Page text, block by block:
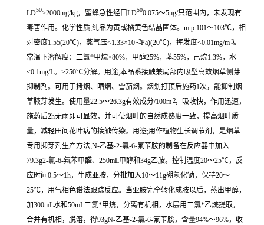
LD50>2000mg/kg，蜜蜂急性经口LD500.075～5μg/只范围内，未发现有
毒害作用。化学性质;纯品为黄或橘黄色结晶固体。m.p.101～103℃，相
对密度1.55(20℃)，蒸气压<1.33×10-3Pa)(20℃)，挥发度<0.01mg/m3。
常温下溶解度：二氯*甲烷>80%，甲醇25%，苯55%，己烷1.3%，水
<0.1mg/L。>250℃分解。用途;本品系接触兼局部内吸型高效烟草侧芽
抑制剂。可用于拷烟、晒烟、雪茄烟。烟划打顶后施药1次，能抑制烟
草腋芽发生。使用量22.5～26.3g有效成分/100m2，吸收快，作用迅速，
施药后2h无雨即可显效，并可使烟叶的自然成熟度一致，提高烟叶质
量，减轻田间花叶病的接触传染。用途;用作植物生长调节剂，是烟草
专用抑芽剂生产方法;N-乙基-2-氯-6-氟苄胺的制备在反应器中加入
79.3g2-氯-6-氟苯甲醛、250mL甲醇和34g乙胺。控制温度20～25℃，反
应时间0.5～1h，生成亚胺，分批加入10～11g硼氢化钠，保持20～
25℃，用气相色谱法跟踪反应。当亚胺完全转化成胺以后，蒸出甲醇，
加300mL水和50mL二氯*甲烷，分离有机相，水层用二氯*乙烷提取，
合并有机相，脱溶，得93gN-乙基-2-氯-6-氟苄胺，含量94%～96%，收